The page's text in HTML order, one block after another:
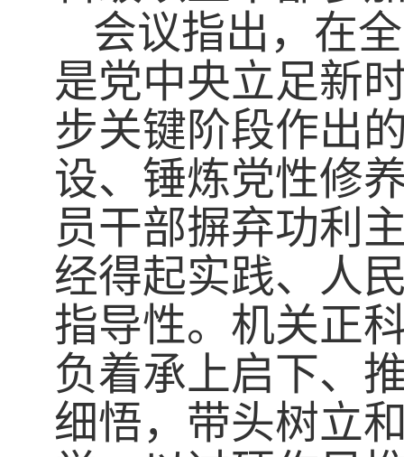
会议指出，在
是党中央立足新
步关键阶段作出
设、锤炼党性修
员干部摒弃功利
经得起实践、人
指导性。机关正
负着承上启下、
细悟，带头树立